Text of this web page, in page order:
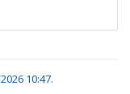
10:47.